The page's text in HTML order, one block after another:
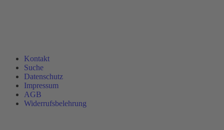
Kontakt
Suche
Datenschutz
Impressum
AGB
Widerrufsbelehrung